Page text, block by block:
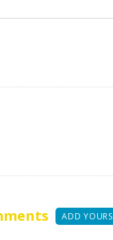
ADD YOURS